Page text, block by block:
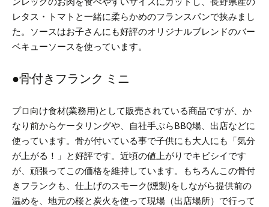
レタス・トマトと一緒に柔らかめのフランスパンで挟みまし
た。
ソースはお子さんにも好評のオリジナルブレンドのバー
ベキューソースを使っています。
●骨付きフランク ミニ
プロ向け食材(業務用)として販売されている商品ですが、か
なり前からケータリングや、自社手ぶらBBQ場、出店などに
使っています。 骨が付いている事で子供にも大人にも「気分
が上がる！」と好評です。 近頃の値上がりでキビシイです
が、頑張ってこの価格を維持しています。
もちろんこの骨付
きフランクも、仕上げのスモーク(燻製)をしながら提供前の
温めを、地元の桜と炭火を使って現場（出店場所）で行って